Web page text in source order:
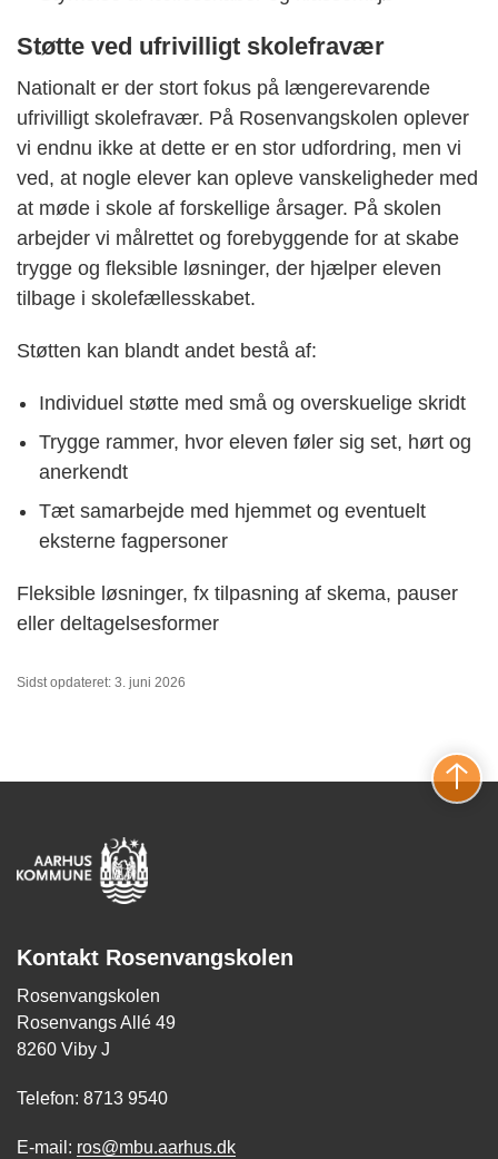
Støtte ved ufrivilligt skolefravær
Nationalt er der stort fokus på længerevarende
ufrivilligt skolefravær. På Rosenvangskolen oplever
vi endnu ikke at dette er en stor udfordring, men vi
ved, at nogle elever kan opleve vanskeligheder med
at møde i skole af forskellige årsager. På skolen
arbejder vi målrettet og forebyggende for at skabe
trygge og fleksible løsninger, der hjælper eleven
tilbage i skolefællesskabet.
Støtten kan blandt andet bestå af:
Individuel støtte med små og overskuelige skridt
Trygge rammer, hvor eleven føler sig set, hørt og
anerkendt
Tæt samarbejde med hjemmet og eventuelt
eksterne fagpersoner
Fleksible løsninger, fx tilpasning af skema, pauser
eller deltagelsesformer
Sidst opdateret: 3. juni 2026
Kontakt Rosenvangskolen
Rosenvangskolen
Rosenvangs Allé 49
8260 Viby J
Telefon: 8713 9540
E-mail: ros@mbu.aarhus.dk